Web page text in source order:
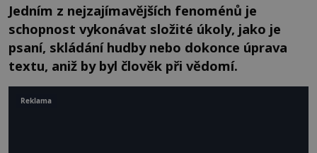
Jedním z nejzajímavějších fenoménů je
schopnost vykonávat složité úkoly, jako je
psaní, skládání hudby nebo dokonce úprava
textu, aniž by byl člověk při vědomí.
Reklama